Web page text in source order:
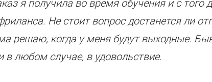
я получила во время обучения и с
Не стоит вопрос достанется ли
решаю, когда у меня будут выходные.
в любом случае, в удовольствие.